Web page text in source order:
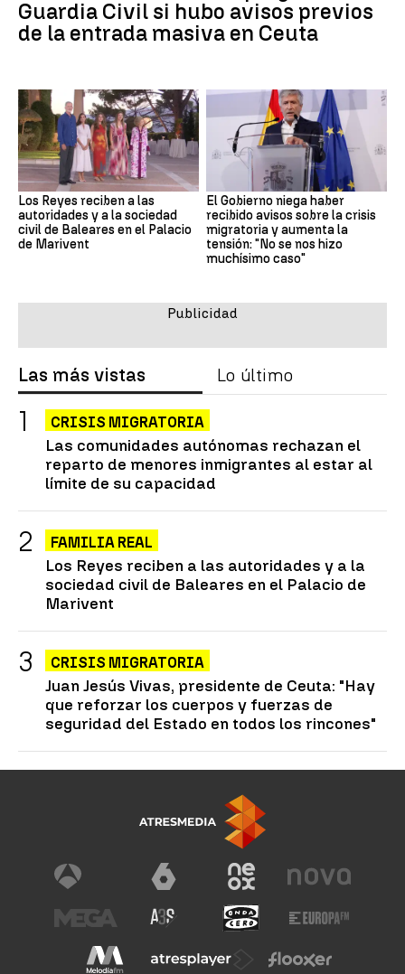
Guardia Civil si hubo avisos previos
de la entrada masiva en Ceuta
Los Reyes reciben a las
autoridades y a la sociedad
civil de Baleares en el Palacio
de Marivent
El Gobierno niega haber
recibido avisos sobre la crisis
migratoria y aumenta la
tensión: "No se nos hizo
muchísimo caso"
Las más vistas Lo último
CRISIS MIGRATORIA
Las comunidades autónomas rechazan el
reparto de menores inmigrantes al estar al
límite de su capacidad
FAMILIA REAL
Los Reyes reciben a las autoridades y a la
sociedad civil de Baleares en el Palacio de
Marivent
CRISIS MIGRATORIA
Juan Jesús Vivas, presidente de Ceuta: "Hay
que reforzar los cuerpos y fuerzas de
seguridad del Estado en todos los rincones"